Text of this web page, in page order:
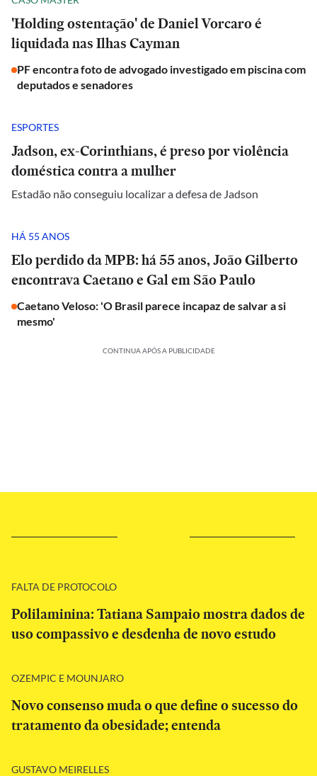
'Holding ostentação' de Daniel Vorcaro é
liquidada nas Ilhas Cayman
PF encontra foto de advogado investigado em piscina com
deputados e senadores
ESPORTES
Jadson, ex-Corinthians, é preso por violência
doméstica contra a mulher
Estadão não conseguiu localizar a defesa de Jadson
HÁ 55 ANOS
Elo perdido da MPB: há 55 anos, João Gilberto
encontrava Caetano e Gal em São Paulo
Caetano Veloso: 'O Brasil parece incapaz de salvar a si
mesmo'
CONTINUA APÓS A PUBLICIDADE
FALTA DE PROTOCOLO
Polilaminina: Tatiana Sampaio mostra dados de
uso compassivo e desdenha de novo estudo
OZEMPIC E MOUNJARO
Novo consenso muda o que define o sucesso do
tratamento da obesidade; entenda
GUSTAVO MEIRELLES